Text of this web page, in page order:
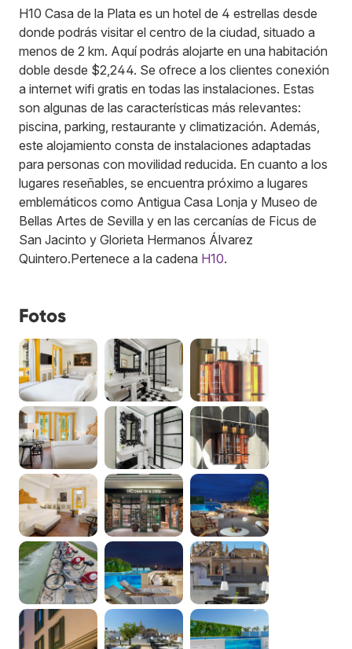
H10 Casa de la Plata es un hotel de 4 estrellas desde
donde podrás visitar el centro de la ciudad, situado a
menos de 2 km. Aquí podrás alojarte en una habitación
doble desde $2,244. Se ofrece a los clientes conexión
a internet wifi gratis en todas las instalaciones. Estas
son algunas de las características más relevantes:
piscina, parking, restaurante y climatización. Además,
este alojamiento consta de instalaciones adaptadas
para personas con movilidad reducida. En cuanto a los
lugares reseñables, se encuentra próximo a lugares
emblemáticos como Antigua Casa Lonja y Museo de
Bellas Artes de Sevilla y en las cercanías de Ficus de
San Jacinto y Glorieta Hermanos Álvarez
Quintero.Pertenece a la cadena H10.
Fotos